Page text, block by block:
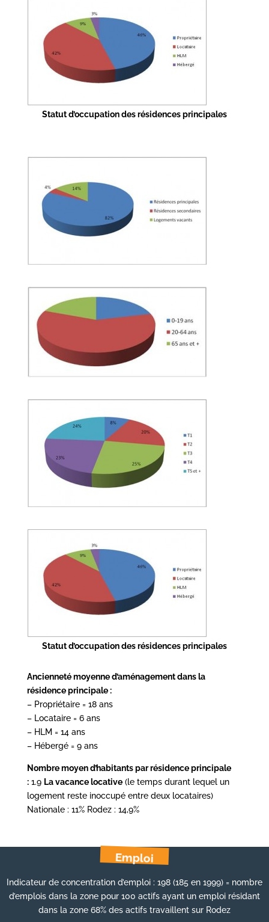
Statut d’occupation des résidences principales
Statut d’occupation des résidences principales
Ancienneté moyenne d’aménagement dans la
résidence principale :
– Propriétaire = 18 ans
– Locataire = 6 ans
– HLM = 14 ans
– Hébergé = 9 ans
Nombre moyen d’habitants par résidence principale
:1.9 La vacance locative(le temps durant lequel un
logement reste inoccupé entre deux locataires)
Nationale : 11% Rodez : 14,9%
Emploi
Indicateur de concentration d’emploi : 198 (185 en 1999) = nombre
d’emplois dans la zone pour 100 actifs ayant un emploi résidant
dans la zone 68% des actifs travaillent sur Rodez